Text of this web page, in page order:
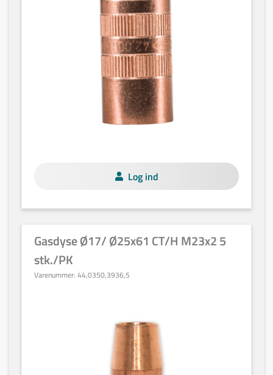
Log ind
Gasdyse Ø17/ Ø25x61 CT/H M23x2 5
stk./PK
Varenummer: 44,0350,3936,5